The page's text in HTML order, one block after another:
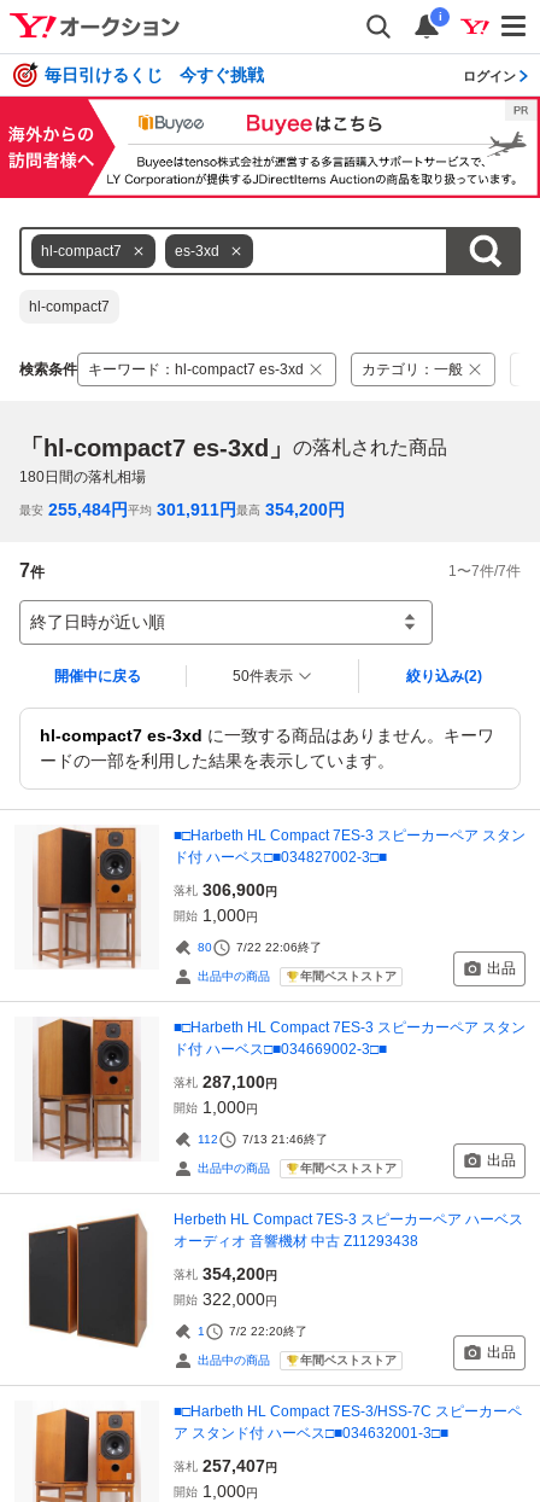
i
毎日引けるくじ 今すぐ挑戦 ログイン
hl-compact7 es-3xd
hl-compact7
検索条件 キーワード ： hl-compact7 es-3xd カテゴリ ： 一般
「hl-compact7 es-3xd」 の落札された商品
180日間の落札相場
最安 255,484円平均 301,911円最高 354,200円
7件 1 〜7件/7件
終了日時が近い順
開催中に戻る 50件表示 絞り込み(2)
hl-compact7 es-3xd に一致する商品はありません。キーワ
ードの一部を利用した結果を表示しています。
■□Harbeth HL Compact 7ES-3 スピーカーペア スタン
ド付 ハーベス□■034827002-3□■
落札 306,900円
開始 1,000円
80 7/22 22:06終了
出品中の商品 年間ベストストア 出品
■□Harbeth HL Compact 7ES-3 スピーカーペア スタン
ド付 ハーベス□■034669002-3□■
落札 287,100円
開始 1,000円
112 7/13 21:46終了
出品中の商品 年間ベストストア 出品
Herbeth HL Compact 7ES-3 スピーカーペア ハーベス
オーディオ 音響機材 中古 Z11293438
落札 354,200円
開始 322,000円
1 7/2 22:20終了
出品中の商品 年間ベストストア 出品
■□Harbeth HL Compact 7ES-3/HSS-7C スピーカーペ
ア スタンド付 ハーベス□■034632001-3□■
落札 257,407円
開始 1,000円